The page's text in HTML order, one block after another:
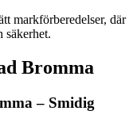
markförberedelser, där
säkerhet.
Bromma
– Smidig